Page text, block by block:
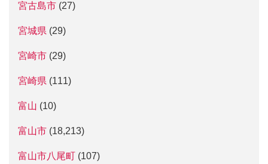
宮古島市 (27)
宮城県 (29)
宮崎市 (29)
宮崎県 (111)
富山 (10)
富山市 (18,213)
富山市八尾町 (107)